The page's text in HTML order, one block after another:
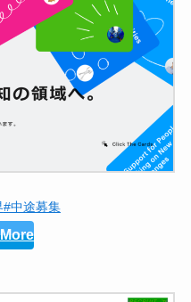
#中途募集